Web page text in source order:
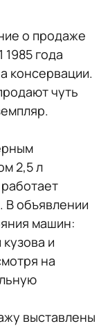
о продаже
года
консервации.
чуть
2,5 л
В объявлении
машин:
и
на
выставлены